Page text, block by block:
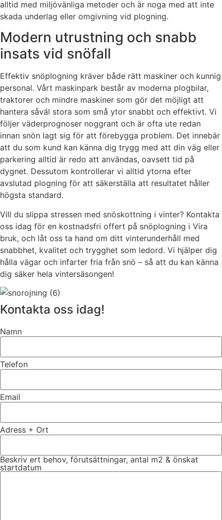
alltid med miljövänliga metoder och är noga med att inte
skada underlag eller omgivning vid plogning.
Modern utrustning och snabb
insats vid snöfall
Effektiv snöplogning kräver både rätt maskiner och kunnig
personal. Vårt maskinpark består av moderna plogbilar,
traktorer och mindre maskiner som gör det möjligt att
hantera såväl stora som små ytor snabbt och effektivt. Vi
följer väderprognoser noggrant och är ofta ute redan
innan snön lagt sig för att förebygga problem. Det innebär
att du som kund kan känna dig trygg med att din väg eller
parkering alltid är redo att användas, oavsett tid på
dygnet. Dessutom kontrollerar vi alltid ytorna efter
avslutad plogning för att säkerställa att resultatet håller
högsta standard.
Vill du slippa stressen med snöskottning i vinter? Kontakta
oss idag för en kostnadsfri offert på snöplogning i Vira
bruk, och låt oss ta hand om ditt vinterunderhåll med
snabbhet, kvalitet och trygghet som ledord. Vi hjälper dig
hålla vägar och infarter fria från snö – så att du kan känna
dig säker hela vintersäsongen!
Kontakta oss idag!
Namn
Telefon
Email
Adress + Ort
Beskriv ert behov, förutsättningar, antal m2 & önskat
startdatum